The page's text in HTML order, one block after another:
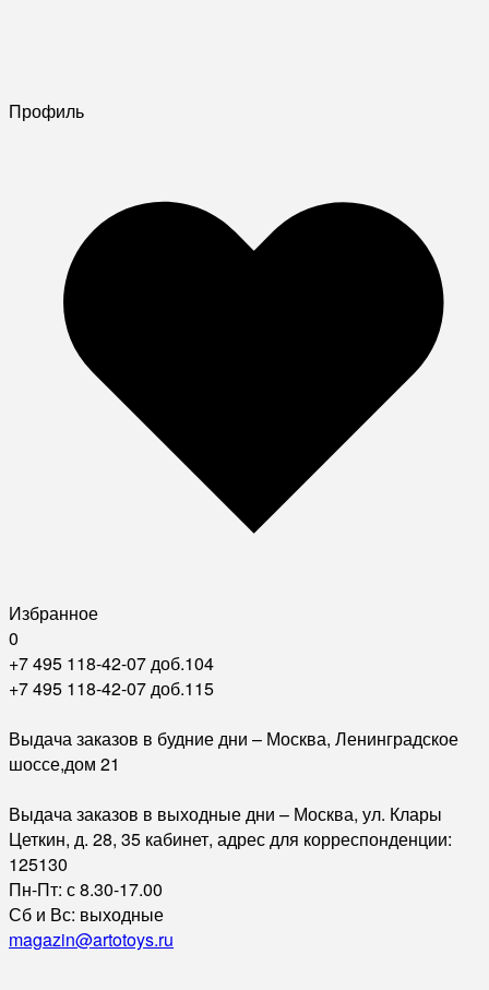
Профиль
Избранное
0
+7 495 118-42-07 доб.104
+7 495 118-42-07 доб.115
Выдача заказов в будние дни – Москва, Ленинградское
шоссе,дом 21
Выдача заказов в выходные дни – Москва, ул. Клары
Цеткин, д. 28, 35 кабинет, адрес для корреспонденции:
125130
Пн-Пт: с 8.30-17.00
Сб и Вс: выходные
magazin@artotoys.ru